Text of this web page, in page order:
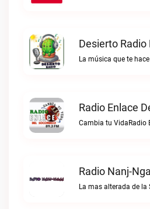
Desierto Radio
Radio Enlace
Cambia tu VidaRadio
Radio Nanj-